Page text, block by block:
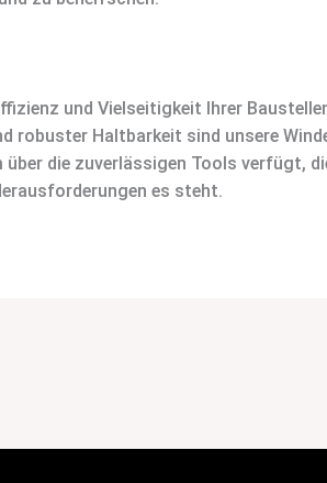
und Vielseitigkeit Ihrer
Haltbarkeit sind unsere
über die zuverlässigen Tools verfügt,
es steht.